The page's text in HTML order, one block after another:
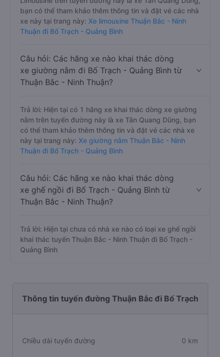
bạn có thể tham khảo thêm thông tin và đặt vé các nhà
xe này tại trang này: Xe limousine Thuận Bắc - Ninh
Thuận đi Bố Trạch - Quảng Bình
Câu hỏi: Các hãng xe nào khai thác dòng
xe giường nằm đi Bố Trạch - Quảng Bình từ
Thuận Bắc - Ninh Thuận?
Trả lời: Hiện tại có 1 hãng xe khai thác dòng xe giường
nằm trên tuyến đường này là xe Tân Quang Dũng, bạn
có thể tham khảo thêm thông tin và đặt vé các nhà xe
này tại trang này: Xe giường nằm Thuận Bắc - Ninh
Thuận đi Bố Trạch - Quảng Bình
Câu hỏi: Các hãng xe nào khai thác dòng
xe ghế ngồi đi Bố Trạch - Quảng Bình từ
Thuận Bắc - Ninh Thuận?
Trả lời: Hiện tại chưa có nhà xe nào có loại xe ghế ngồi
khai thác tuyến Thuận Bắc - Ninh Thuận đi Bố Trạch -
Quảng Bình
Thông tin tuyến đường Thuận Bắc đi Bố Trạch
Chiều dài tuyến đường 0 km